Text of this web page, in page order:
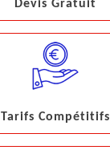
Devis Gratuit
Tarifs Compétitifs